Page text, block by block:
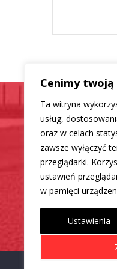
Cenimy
Ta witryna
usług,
oraz w celach
zawsze wyłączyć
przeglądarki.
ustawień
w pamięci
Ustawienia
Mamy dla